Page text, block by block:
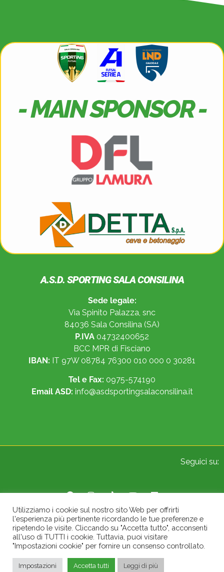
- MAIN SPONSOR -
A.S.D. SPORTING SALA CONSILINA
Sede legale:
Via Spinito Palazza, snc
84036 Sala Consilina (SA)
P.IVA 04732400652
BCC MPR di Fisciano
IBAN: IT 97W 08784 76300 010 000 0 30281
Tel e Fax: 0975-574190
Email ASD: info@asdsportingsalaconsilina.it
Seguici su:
© 2022 Sporting A.S.D. Sala Consilina. All Rights Reserved.
Utilizziamo i cookie sul nostro sito Web per offrirti
l'esperienza più pertinente ricordando le tue preferenze e
ripetendo le visite. Cliccando su "Accetta tutto", acconsenti
all'uso di TUTTI i cookie. Tuttavia, puoi visitare
"Impostazioni cookie" per fornire un consenso controllato.
Impostazioni Accetta tutti Leggi di più